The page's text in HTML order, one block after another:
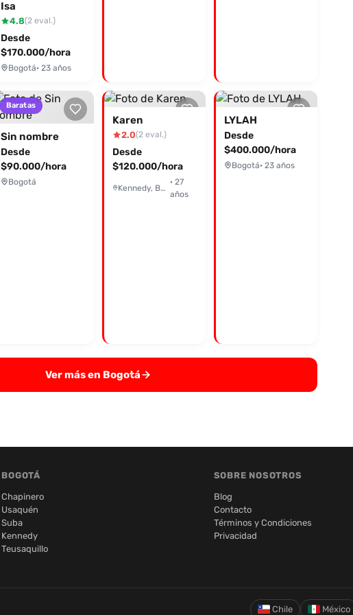
Isa
4.8(2 eval.)
Desde
$170.000/hora
Bogotá· 23 años
Baratas
Sin nombre
Desde
$90.000/hora
Bogotá
Karen
2.0(2 eval.)
Desde
$120.000/hora
Kennedy, Bogotá
· 27
años
LYLAH
Desde
$400.000/hora
Bogotá· 23 años
Ver más en Bogotá
BOGOTÁ
Chapinero
Usaquén
Suba
Kennedy
Teusaquillo
SOBRE NOSOTROS
Blog
Contacto
Términos y Condiciones
Privacidad
Chile México